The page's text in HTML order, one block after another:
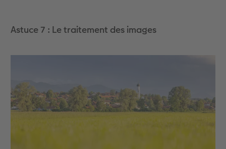
Astuce 7 : Le traitement des images